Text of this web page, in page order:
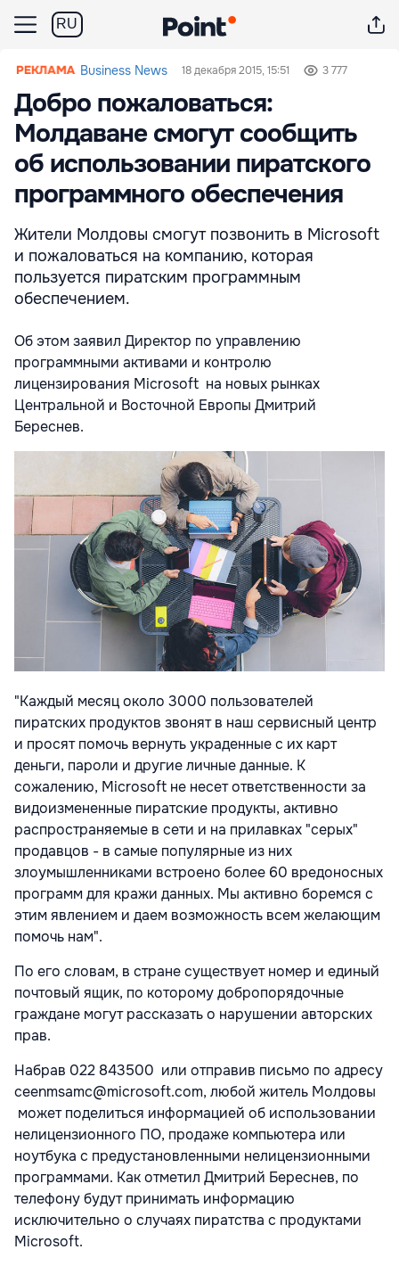
RU
Business News 18 декабря 2015, 15:51 3 777
Добро пожаловаться:
Молдаване смогут сообщить
об использовании пиратского
программного обеспечения
Жители Молдовы смогут позвонить в Microsoft
и пожаловаться на компанию, которая
пользуется пиратским программным
обеспечением.
Об этом заявил Директор по управлению
программными активами и контролю
лицензирования Microsoft на новых рынках
Центральной и Восточной Европы Дмитрий
Береснев.
"Каждый месяц около 3000 пользователей
пиратских продуктов звонят в наш сервисный центр
и просят помочь вернуть украденные с их карт
деньги, пароли и другие личные данные. К
сожалению, Microsoft не несет ответственности за
видоизмененные пиратские продукты, активно
распространяемые в сети и на прилавках "серых"
продавцов - в самые популярные из них
злоумышленниками встроено более 60 вредоносных
программ для кражи данных. Мы активно боремся с
этим явлением и даем возможность всем желающим
помочь нам".
По его словам, в стране существует номер и единый
почтовый ящик, по которому добропорядочные
граждане могут рассказать о нарушении авторских
прав.
Набрав 022 843500 или отправив письмо по адресу
ceenmsamc@microsoft.com, любой житель Молдовы
может поделиться информацией об использовании
нелицензионного ПО, продаже компьютера или
ноутбука с предустановленными нелицензионными
программами. Как отметил Дмитрий Береснев, по
телефону будут принимать информацию
исключительно о случаях пиратства с продуктами
Microsoft.